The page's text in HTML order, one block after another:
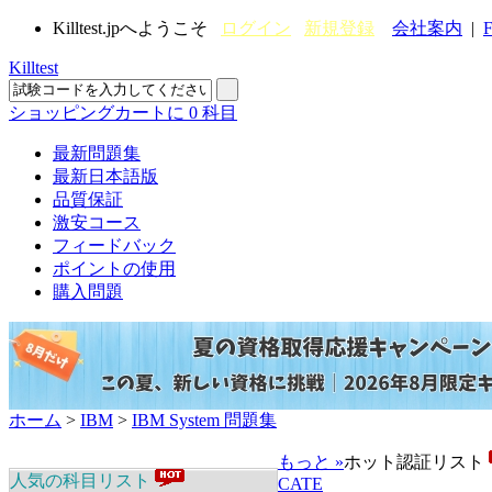
Killtest.jpへようこそ ログイン 新規登録 会社案内 |
Killtest
ショッピングカートに 0 科目
最新問題集
最新日本語版
品質保証
激安コース
フィードバック
ポイントの使用
購入問題
ホーム > IBM > IBM System 問題集
人気の科目リスト
もっと »ホット認証リスト
CATE